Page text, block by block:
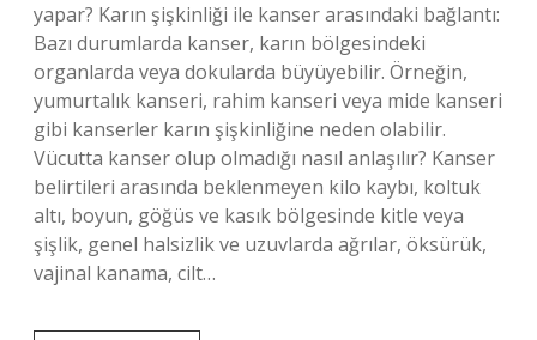
yapar? Karın şişkinliği ile kanser arasındaki bağlantı:
Bazı durumlarda kanser, karın bölgesindeki
organlarda veya dokularda büyüyebilir. Örneğin,
yumurtalık kanseri, rahim kanseri veya mide kanseri
gibi kanserler karın şişkinliğine neden olabilir.
Vücutta kanser olup olmadığı nasıl anlaşılır? Kanser
belirtileri arasında beklenmeyen kilo kaybı, koltuk
altı, boyun, göğüs ve kasık bölgesinde kitle veya
şişlik, genel halsizlik ve uzuvlarda ağrılar, öksürük,
vajinal kanama, cilt…